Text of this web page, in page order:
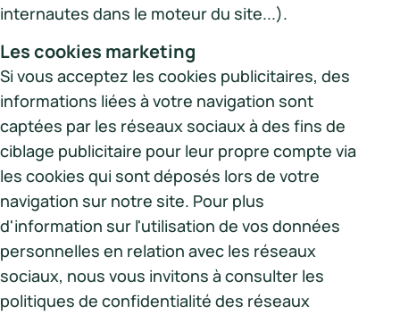
internautes dans le moteur du site...).
Les cookies marketing
Si vous acceptez les cookies publicitaires, des
informations liées à votre navigation sont
captées par les réseaux sociaux à des fins de
ciblage publicitaire pour leur propre compte via
les cookies qui sont déposés lors de votre
navigation sur notre site. Pour plus
d'information sur l'utilisation de vos données
personnelles en relation avec les réseaux
sociaux, nous vous invitons à consulter les
politiques de confidentialité des réseaux